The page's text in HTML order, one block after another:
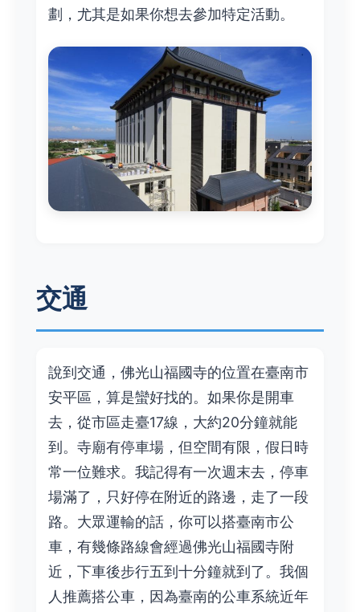
劃，尤其是如果你想去參加特定活動。
交通
說到交通，佛光山福國寺的位置在臺南市
安平區，算是蠻好找的。如果你是開車
去，從市區走臺17線，大約20分鐘就能
到。寺廟有停車場，但空間有限，假日時
常一位難求。我記得有一次週末去，停車
場滿了，只好停在附近的路邊，走了一段
路。大眾運輸的話，你可以搭臺南市公
車，有幾條路線會經過佛光山福國寺附
近，下車後步行五到十分鐘就到了。我個
人推薦搭公車，因為臺南的公車系統近年